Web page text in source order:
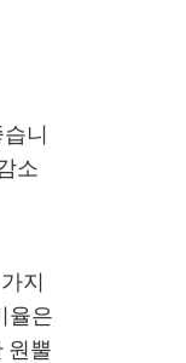
니
소
지
율은
원뿔